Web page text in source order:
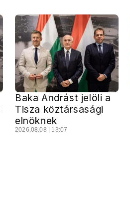
Baka Andrást jelöli a
Tisza köztársasági
elnöknek
2026.08.08 | 13:07